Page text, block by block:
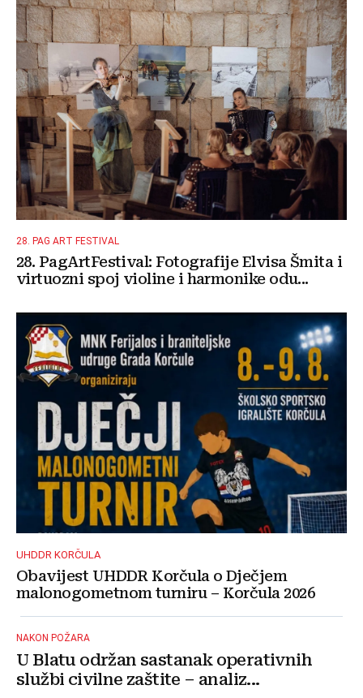
28. PAG ART FESTIVAL
28. PagArtFestival: Fotografije Elvisa Šmita i
virtuozni spoj violine i harmonike odu...
UHDDR KORČULA
Obavijest UHDDR Korčula o Dječjem
malonogometnom turniru – Korčula 2026
NAKON POŽARA
U Blatu održan sastanak operativnih
službi civilne zaštite – analiz...